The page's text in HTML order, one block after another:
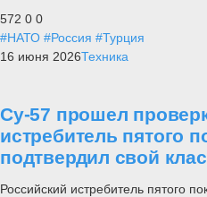
572 0 0
#НАТО #Россия #Турция
16 июня 2026Техника
Су-57 прошел
истребитель пятого
подтвердил свой
Российский истребитель пятого